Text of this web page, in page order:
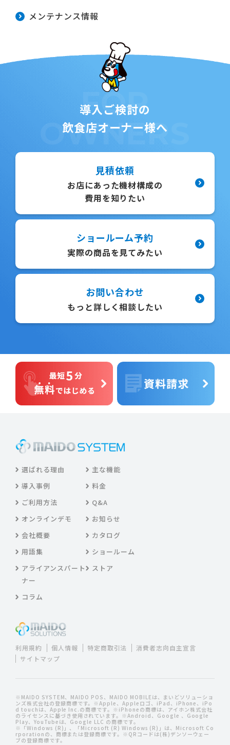
メンテナンス情報
導入ご検討の
飲食店オーナー様へ
FOR
OWNERS
見積依頼
お店にあった機材構成の
費用を知りたい
ショールーム予約
実際の商品を見てみたい
お問い合わせ
もっと詳しく相談したい
選ばれる理由
主な機能
導入事例
料金
ご利用方法
Q&A
オンラインデモ
お知らせ
会社概要
カタログ
用語集
ショールーム
アライアンスパート
ナー
ストア
コラム
利用規約 個人情報 特定商取引法
消費者志向自主宣言
サイトマップ
※MAIDO SYSTEM、MAIDO POS、MAIDO MOBILEは、まいどソリューショ
ンズ株式会社の登録商標です。※Apple、Appleロゴ、iPad、iPhone、iPo
d touchは、Apple Inc.の商標です。※iPhoneの商標は、アイホン株式会社
のライセンスに基づき使用されています。※Android、Google 、Google
Play、YouTubeは、Google LLC の商標です。
※「Windows (R)」、「Microsoft (R) Windows (R)」は、Microsoft Co
rporationの、商標または登録商標です。※QRコードは(株)デンソーウェー
ブの登録商標です。